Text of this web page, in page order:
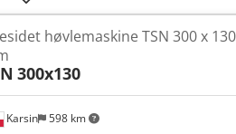
Karsin 598 km
høvlemaskine TSN 300 x 130
300x130